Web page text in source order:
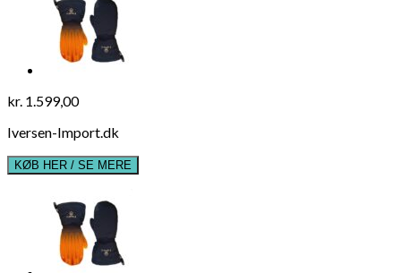
kr. 1.599,00
Iversen-Import.dk
KØB HER / SE MERE